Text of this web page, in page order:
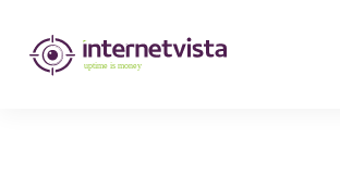
internetvista
Monitoring